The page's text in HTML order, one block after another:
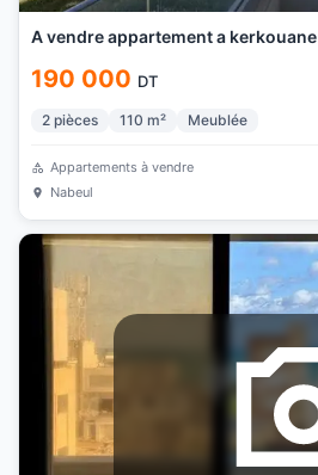
A vendre appartement a kerkouane
190 000 DT
2 pièces 110 m² Meublée
Appartements à vendre
Nabeul